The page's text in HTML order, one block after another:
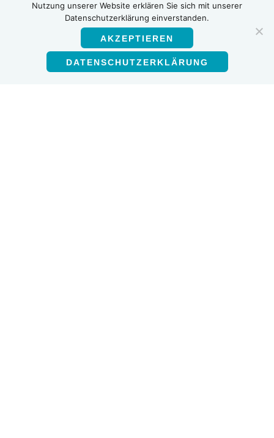
INSTI
Nutzung unserer Website erklären Sie sich mit unserer
Datenschutzerklärung einverstanden.
AKZEPTIEREN
DATENSCHUTZERKLÄRUNG
Deutsch